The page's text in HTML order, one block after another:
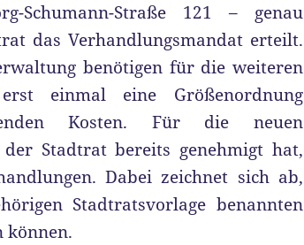
Schumann-Straße 121 – genau
das Verhandlungsmandat erteilt.
benötigen für die weiteren
einmal eine Größenordnung
Kosten. Für die neuen
Stadtrat bereits genehmigt hat,
Dabei zeichnet sich ab,
Stadtratsvorlage benannten
können.